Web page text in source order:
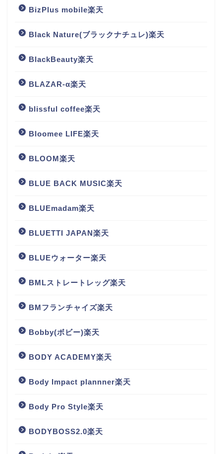
BizPlus mobile楽天
Black Nature(ブラックナチュレ)楽天
BlackBeauty楽天
BLAZAR-α楽天
blissful coffee楽天
Bloomee LIFE楽天
BLOOM楽天
BLUE BACK MUSIC楽天
BLUEmadam楽天
BLUETTI JAPAN楽天
BLUEウォーター楽天
BMLストレートレッグ楽天
BMフランチャイズ楽天
Bobby(ボビー)楽天
BODY ACADEMY楽天
Body Impact plannner楽天
Body Pro Style楽天
BODYBOSS2.0楽天